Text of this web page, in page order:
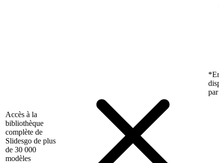
Accès à la
bibliothèque
complète de
Slidesgo de plus
de 30 000
modèles